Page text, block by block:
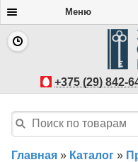
Меню
+375 (29) 842-
Главная » Каталог »